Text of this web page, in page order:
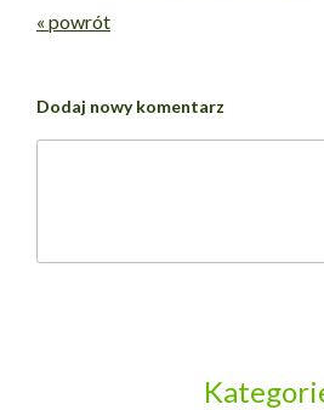
« powrót
Dodaj nowy komentarz